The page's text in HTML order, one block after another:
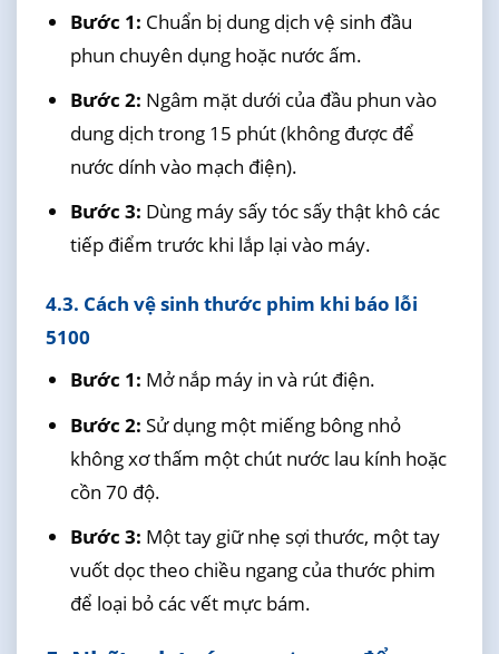
Bước 1: Chuẩn bị dung dịch vệ sinh đầu
phun chuyên dụng hoặc nước ấm.
Bước 2: Ngâm mặt dưới của đầu phun vào
dung dịch trong 15 phút (không được để
nước dính vào mạch điện).
Bước 3: Dùng máy sấy tóc sấy thật khô các
tiếp điểm trước khi lắp lại vào máy.
4.3. Cách vệ sinh thước phim khi báo lỗi
5100
Bước 1: Mở nắp máy in và rút điện.
Bước 2: Sử dụng một miếng bông nhỏ
không xơ thấm một chút nước lau kính hoặc
cồn 70 độ.
Bước 3: Một tay giữ nhẹ sợi thước, một tay
vuốt dọc theo chiều ngang của thước phim
để loại bỏ các vết mực bám.